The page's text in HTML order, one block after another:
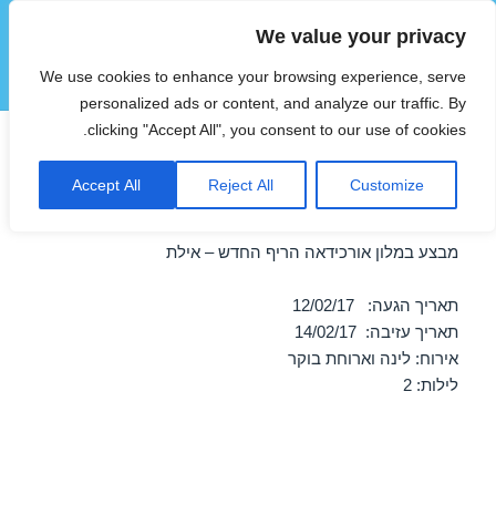
We value your privacy
We use cookies to enhance your browsing experience, serve
personalized ads or content, and analyze our traffic. By
clicking "Accept All", you consent to our use of cookies.
Customize
Reject All
Accept All
הוטצימר
תפריטים
ווידג'טים
חופשה במלון אורכידאה הריף
החדש – אילת 12/02/2017
מבצע במלון אורכידאה הריף החדש – אילת
תאריך הגעה: 12/02/17
תאריך עזיבה: 14/02/17
אירוח: לינה וארוחת בוקר
לילות: 2